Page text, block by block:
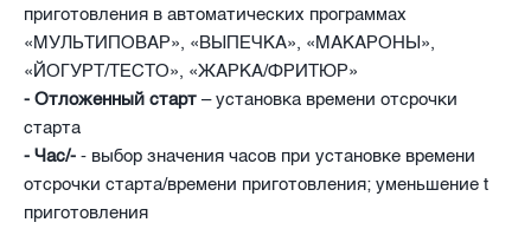
приготовления в автоматических программах
«МУЛЬТИПОВАР», «ВЫПЕЧКА», «МАКАРОНЫ»,
«ЙОГУРТ/ТЕСТО», «ЖАРКА/ФРИТЮР»
- Отложенный старт – установка времени отсрочки
старта
- Час/- - выбор значения часов при установке времени
отсрочки старта/времени приготовления; уменьшение t
приготовления